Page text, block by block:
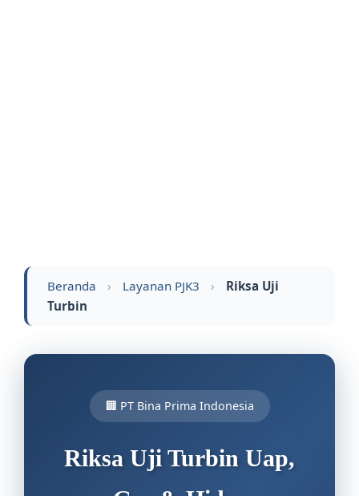
Beranda › Layanan PJK3 ›
Riksa Uji
Turbin
🏢 PT Bina Prima Indonesia
Riksa Uji Turbin Uap,